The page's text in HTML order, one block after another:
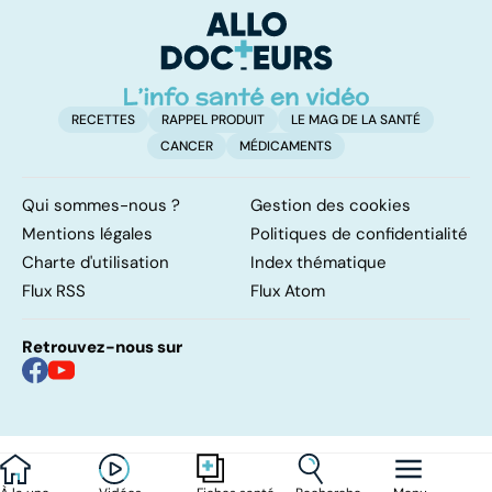
RECETTES RAPPEL PRODUIT
LE MAG DE LA SANTÉ
CANCER
MÉDICAMENTS
Qui sommes-nous ?
Gestion des cookies
Mentions légales
Politiques de confidentialité
Charte d'utilisation
Index thématique
Flux RSS
Flux Atom
Retrouvez-nous sur